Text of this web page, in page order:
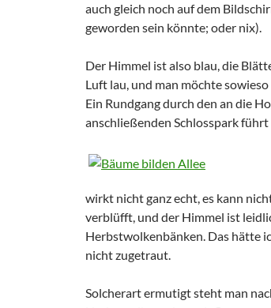
auch gleich noch auf dem
geworden sein könnte; oder nix).
Der Himmel ist also blau, die
Luft lau, und man möchte
Ein Rundgang durch den an die
anschließenden Schlosspark
wirkt nicht ganz echt, es kann
verblüfft, und der Himmel ist
Herbstwolkenbänken. Das hätte
nicht zugetraut.
Solcherart ermutigt steht man